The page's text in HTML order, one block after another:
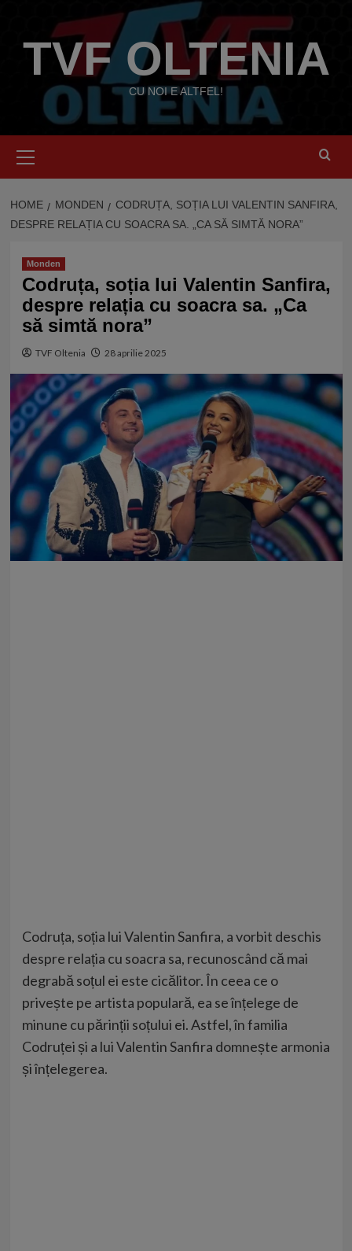
contentTVF OLTENIA
CU NOI E ALTFEL!
Menu
HOME MONDEN
CODRUȚA, SOȚIA LUI VALENTIN SANFIRA,
DESPRE RELAȚIA CU SOACRA SA. „CA SĂ SIMTĂ NORA”
Monden
Codruța, soția lui Valentin Sanfira,
despre relația cu soacra sa. „Ca
să simtă nora”
TVF Oltenia 28 aprilie 2025
Codruța, soția lui Valentin Sanfira, a vorbit deschis
despre relația cu soacra sa, recunoscând că mai
degrabă soțul ei este cicălitor. În ceea ce o
privește pe artista populară, ea se înțelege de
minune cu părinții soțului ei. Astfel, în familia
Codruței și a lui Valentin Sanfira domnește armonia
și înțelegerea.